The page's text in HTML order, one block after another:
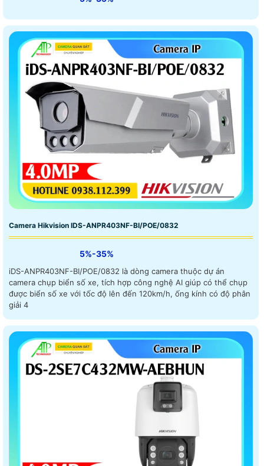
Camera Hikvision IDS-ANPR403NF-BI/POE/0832
5%-35%
iDS-ANPR403NF-BI/POE/0832 là dòng camera thuộc dự án
camera chụp biển số xe, tích hợp công nghệ AI giúp có thể chụp
được biển số xe với tốc độ lên đến 120km/h, ống kính có độ phân
giải 4